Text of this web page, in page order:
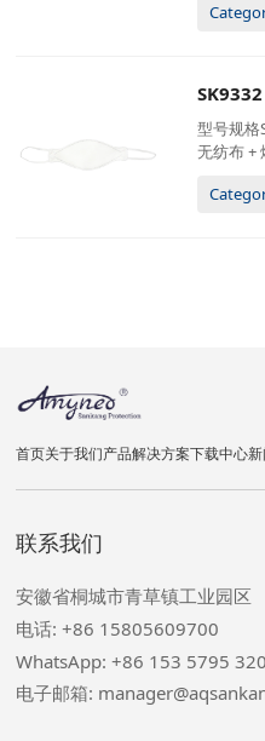
型号规
无纺布 +
首页关于我们产品解决方案下载中心
联系我们
安徽省桐城市青草镇工业园区
电话: +86 15805609700
WhatsApp: +86 153 5795
电子邮箱: